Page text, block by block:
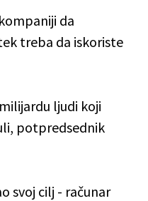
da
treba da iskoriste
ljudi koji
potpredsednik
svoj cilj - računar